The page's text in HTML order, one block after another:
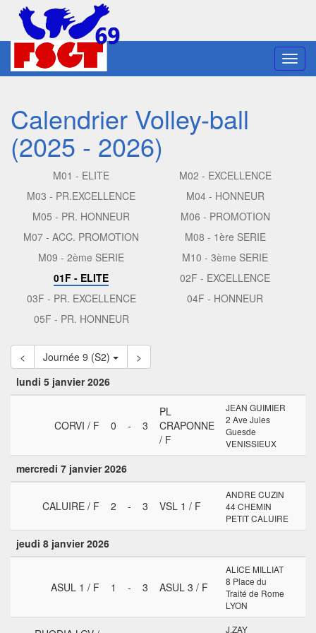
Calendrier Volley-ball
(2025 - 2026)
M01 - ELITE
M02 - EXCELLENCE
M03 - PR.EXCELLENCE
M04 - HONNEUR
M05 - PR. HONNEUR
M06 - PROMOTION
M07 - ACC. PROMOTION
M08 - 1ère SERIE
M09 - 2ème SERIE
M10 - 3ème SERIE
01F - ELITE
02F - EXCELLENCE
03F - PR. EXCELLENCE
04F - HONNEUR
05F - PR. HONNEUR
< Journée 9 (S2)
>
lundi 5 janvier 2026
CORVI / F 0 - 3
PL
CRAPONNE
/ F
JEAN GUIMIER
2 Ave Jules
Guesde
VENISSIEUX
mercredi 7 janvier 2026
CALUIRE / F 2 - 3 VSL 1 / F
ANDRE CUZIN
44 CHEMIN
PETIT CALUIRE
jeudi 8 janvier 2026
ASUL 1 / F 1 - 3 ASUL 3 / F
ALICE MILLIAT
8 Place du
Traité de Rome
LYON
J.ZAY